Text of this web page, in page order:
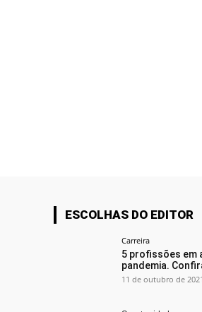
ESCOLHAS DO EDITOR
Carreira
5 profissões em
pandemia.
11 de outubro de 2021